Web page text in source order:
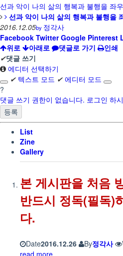
선과 악이 나의 삶의 행복과 불행을 좌
선과 악이 나의 삶의 행복과 불행을
2016.12.05by 정각사
Facebook Twitter Google Pinterest
위로
아래로 댓글로 가기
인쇄
✔댓글 쓰기
에디터 선택하기
✔ 텍스트 모드 ✔ 에디터 모드
?
댓글 쓰기 권한이 없습니다. 로그인 하
List
Zine
Gallery
본 게시판을 처음
반드시 정독(필독)
다.
Date2016.12.26 By정각사
read more